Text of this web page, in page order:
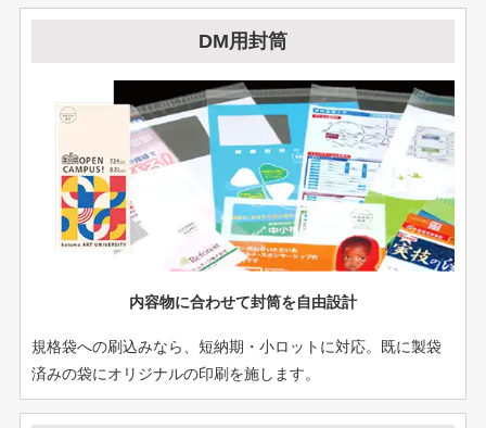
DM用封筒
内容物に合わせて封筒を自由設計
規格袋への刷込みなら、短納期・小ロットに対応。既に製袋
済みの袋にオリジナルの印刷を施します。